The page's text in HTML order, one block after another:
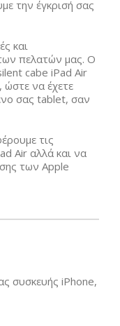
την έγκρισή σας
και
πελατών μας. Ο
cabe iPad Air
ώστε να έχετε
σας tablet, σαν
τις
Air αλλά και να
των Apple
συσκευής iPhone,